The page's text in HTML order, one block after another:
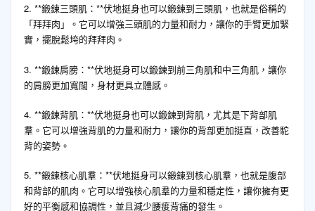
2. **鍛鍊三頭肌：**伏地挺身也可以鍛鍊到三頭肌，也就是俗稱的
「拜拜肉」。它可以增強三頭肌的力量和耐力，讓你的手臂更加緊
實，擺脫鬆垮的拜拜肉。
3. **鍛鍊肩膀：**伏地挺身可以鍛鍊到前三角肌和中三角肌，讓你
的肩膀更加寬闊，身材更具立體感。
4. **鍛鍊背肌：**伏地挺身也可以鍛鍊到背肌，尤其是下背部肌
羣。它可以增強背肌的力量和耐力，讓你的背部更加挺直，改善駝
背的姿勢。
5. **鍛鍊核心肌羣：**伏地挺身可以鍛鍊到核心肌羣，也就是腹部
和背部的肌肉。它可以增強核心肌羣的力量和穩定性，讓你擁有更
好的平衡感和協調性，並且減少腰痠背痛的發生。